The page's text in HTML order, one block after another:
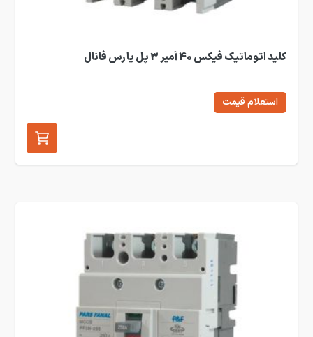
کلید اتوماتیک فیکس 40 آمپر 3 پل پارس فانال
استعلام قیمت